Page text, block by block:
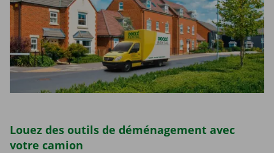
Louez des outils de déménagement avec
votre camion